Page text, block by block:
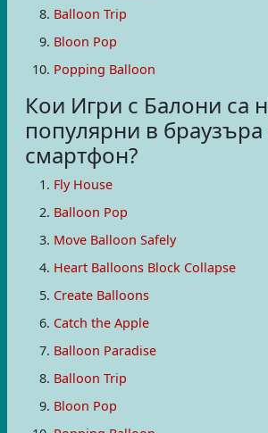
Balloon Trip
Bloon Pop
Popping Balloon
Кои Игри с Балони са
популярни в браузъра
смартфон?
Fly House
Balloon Pop
Move Balloon Safely
Heart Balloons Block Collapse
Create Balloons
Catch the Apple
Balloon Paradise
Balloon Trip
Bloon Pop